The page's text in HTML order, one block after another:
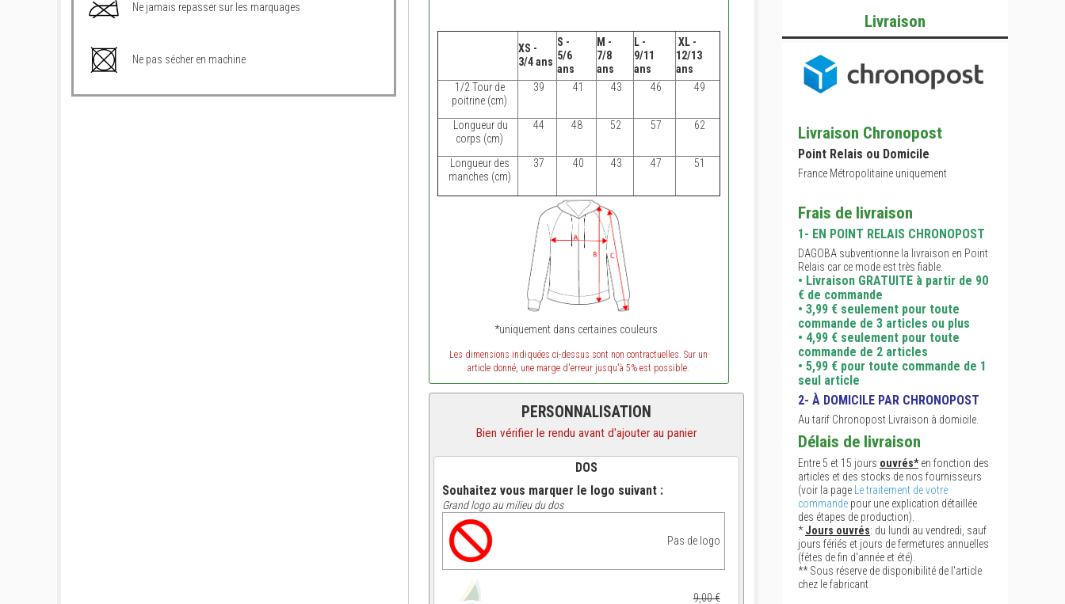
Ne jamais repasser sur les marquages
Ne pas sécher en machine
XS -
3/4 ans
S -
5/6
ans
M -
7/8
ans
L -
9/11
ans
XL -
12/13
ans
1/2 Tour de
poitrine (cm)
39 41 43 46 49
Longueur du
corps (cm)
44 48 52 57 62
Longueur des
manches (cm)
37 40 43 47 51
*uniquement dans certaines couleurs
Les dimensions indiquées ci-dessus sont non contractuelles. Sur un
article donné, une marge d'erreur jusqu'à 5% est possible.
PERSONNALISATION
Bien vérifier le rendu avant d'ajouter au panier
DOS
Souhaitez vous marquer le logo suivant :
Grand logo au milieu du dos
Pas de logo
9,00 €
Livraison
Livraison Chronopost
Point Relais ou Domicile
France Métropolitaine uniquement
Frais de livraison
1- EN POINT RELAIS CHRONOPOST
DAGOBA subventionne la livraison en Point
Relais car ce mode est très fiable.
• Livraison GRATUITE à partir de 90
€ de commande
• 3,99 € seulement pour toute
commande de 3 articles ou plus
• 4,99 € seulement pour toute
commande de 2 articles
• 5,99 € pour toute commande de 1
seul article
2- À DOMICILE PAR CHRONOPOST
Au tarif Chronopost Livraison à domicile.
Délais de livraison
Entre 5 et 15 jours ouvrés*en fonction des
articles et des stocks de nos fournisseurs
(voir la page
Le traitement de votre
commande pour une explication détaillée
des étapes de production).
*Jours ouvrés: du lundi au vendredi, sauf
jours fériés et jours de fermetures annuelles
(fêtes de fin d'année et été).
** Sous réserve de disponibilité de l'article
chez le fabricant